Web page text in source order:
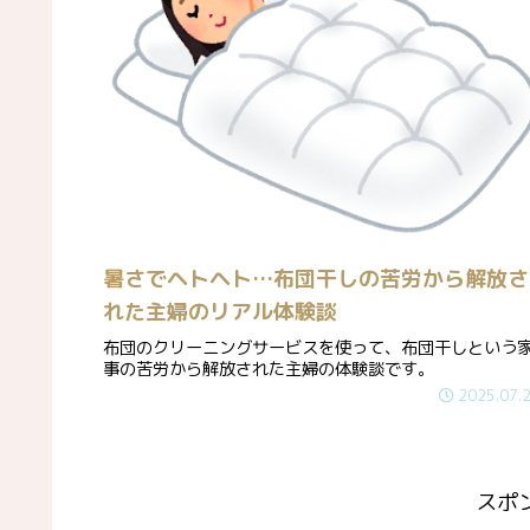
暑さでヘトヘト…布団干しの苦労から解放さ
れた主婦のリアル体験談
布団のクリーニングサービスを使って、布団干しという
事の苦労から解放された主婦の体験談です。
スポ